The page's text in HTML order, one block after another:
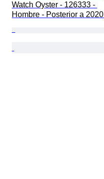
Watch Oyster - 126333 -
Hombre - Posterior a 2020